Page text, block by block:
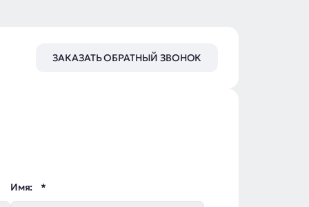
ЗАКАЗАТЬ ОБРАТНЫЙ ЗВОНОК
Имя: